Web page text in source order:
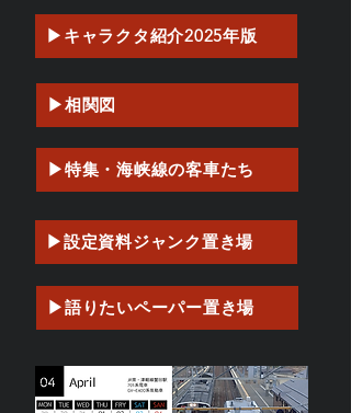
▶キャラクタ紹介2025年版
▶相関図
▶特集・海峡線の客車たち
▶設定資料ジャンク置き場
▶語りたいペーパー置き場